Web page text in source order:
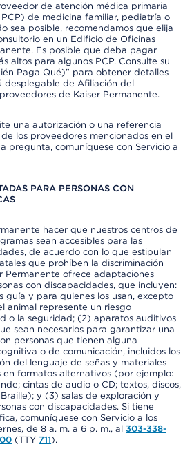
de atención médica primaria
de medicina familiar, pediatría o
sea posible, recomendamos que elija
en un Edificio de Oficinas
Es posible que deba pagar
altos para algunos PCP. Consulte su
Paga Qué)” para obtener detalles
desplegable de Afiliación del
de Kaiser Permanente.
una autorización o una referencia
los proveedores mencionados en el
pregunta, comuníquese con Servicio a
PARA PERSONAS CON
hacer que nuestros centros de
sean accesibles para las
de acuerdo con lo que estipulan
que prohíben la discriminación
Permanente ofrece adaptaciones
con discapacidades, que incluyen:
guía y para quienes los usan, excepto
animal represente un riesgo
o la seguridad; (2) aparatos auditivos
sean necesarios para garantizar una
personas que tienen alguna
o de comunicación, incluidos los
del lenguaje de señas y materiales
en formatos alternativos (por ejemplo:
cintas de audio o CD; textos, discos,
y (3) salas de exploración y
con discapacidades. Si tiene
comuníquese con Servicio a los
de 8 a. m. a 6 p. m., al 303-338-
(TTY 711).